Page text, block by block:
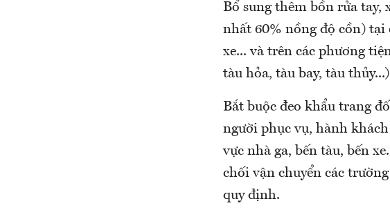
Bổ sung thêm bồn rửa tay,
nhất 60% nồng độ cồn) tại
xe... và trên các phương
tàu hỏa, tàu bay, tàu
Bắt buộc đeo khẩu trang
người phục vụ, hành
vực nhà ga, bến tàu, bến
chối vận chuyển các
quy định.